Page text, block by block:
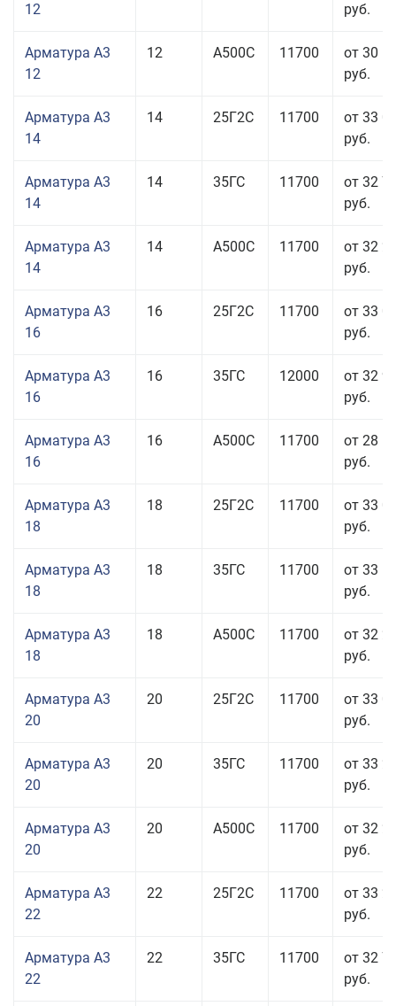
12
руб.
Арматура А3
12
12 А500С 11700
от 30
руб.
Арматура А3
14
14 25Г2С 11700
от 33
руб.
Арматура А3
14
14 35ГС 11700
от 32
руб.
Арматура А3
14
14 А500С 11700
от 32
руб.
Арматура А3
16
16 25Г2С 11700
от 33
руб.
Арматура А3
16
16 35ГС 12000
от 32
руб.
Арматура А3
16
16 А500С 11700
от 28
руб.
Арматура А3
18
18 25Г2С 11700
от 33
руб.
Арматура А3
18
18 35ГС 11700
от 33
руб.
Арматура А3
18
18 А500С 11700
от 32
руб.
Арматура А3
20
20 25Г2С 11700
от 33
руб.
Арматура А3
20
20 35ГС 11700
от 33
руб.
Арматура А3
20
20 А500С 11700
от 32
руб.
Арматура А3
22
22 25Г2С 11700
от 33
руб.
Арматура А3
22
22 35ГС 11700
от 32
руб.